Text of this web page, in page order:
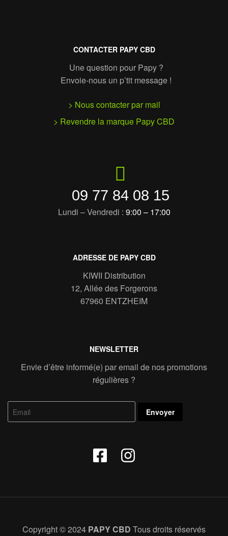
CONTACTER PAPY CBD
Une question pour Papy ?
Envoie-nous un p’tit message !
> Nous contacter par mail
> Revendre la marque Papy CBD
09 77 84 08 15
Lundi – Vendredi : 9:00 – 17:00
ADRESSE DE PAPY CBD
KIWII Distribution
12, Allée des Forgerons
67960 ENTZHEIM
NEWSLETTER
Envie d’être informé(e) par email de nos promotions
régulières ?
Copyright © 2024 PAPY CBD Tous droits réservés